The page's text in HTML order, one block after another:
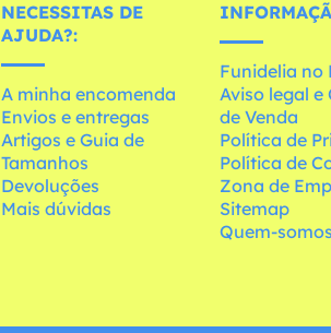
NECESSITAS DE
AJUDA?:
A minha encomenda
Envios e entregas
Artigos e Guia de
Tamanhos
Devoluções
Mais dúvidas
Funidelia no
Aviso legal e
de Venda
Política de
Política de
Zona de
Sitemap
Quem-somos